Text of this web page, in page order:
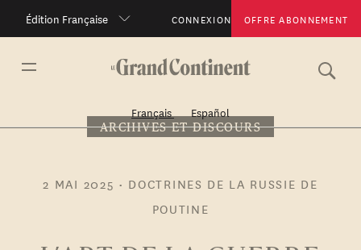
Édition Française CONNEXION OFFRE ABONNEMENT
Français Español
ARCHIVES ET DISCOURS
2 MAI 2025 • DOCTRINES DE LA RUSSIE DE
POUTINE